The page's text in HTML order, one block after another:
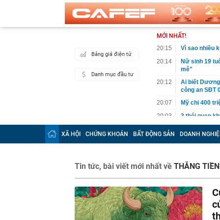
Bảng giá điện tử
Danh mục đầu tư
MỚI NHẤT!
20:15
Vì sao nhiều
20:14
Nữ sinh 19
mê"
20:12
Ai biết
công an SĐT
20:07
Mỹ chi 400
20:03
3 thói quen
19:50
Dàn sao
thành “chốn
19:40
Ô tô biển Hà
phạm tốc độ
19:32
Trung Quốc
thế mạnh
19:32
Britney
XÃ HỘI CHỨNG KHOÁN BẤT ĐỘNG SẢN DOANH
Tin tức, bài viết mới nhất về THĂNG TIỀN